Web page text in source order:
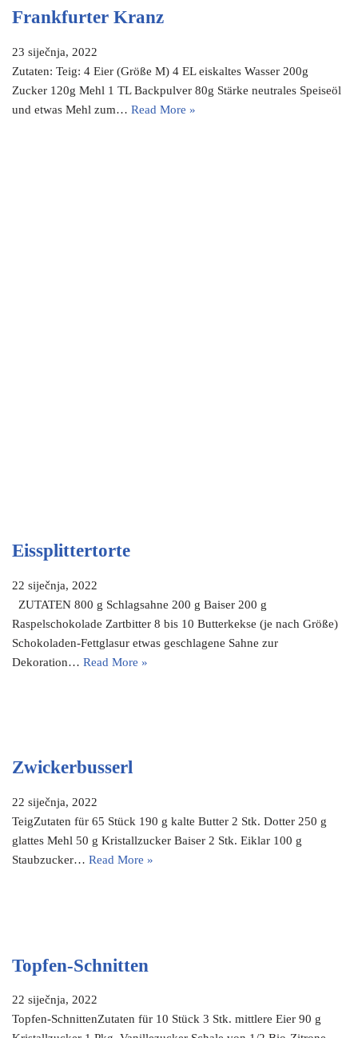
Frankfurter Kranz
23 siječnja, 2022
Zutaten: Teig: 4 Eier (Größe M) 4 EL eiskaltes Wasser 200g
Zucker 120g Mehl 1 TL Backpulver 80g Stärke neutrales Speiseöl
und etwas Mehl zum… Read More »
Eissplittertorte
22 siječnja, 2022
ZUTATEN 800 g Schlagsahne 200 g Baiser 200 g
Raspelschokolade Zartbitter 8 bis 10 Butterkekse (je nach Größe)
Schokoladen-Fettglasur etwas geschlagene Sahne zur
Dekoration… Read More »
Zwickerbusserl
22 siječnja, 2022
TeigZutaten für 65 Stück 190 g kalte Butter 2 Stk. Dotter 250 g
glattes Mehl 50 g Kristallzucker Baiser 2 Stk. Eiklar 100 g
Staubzucker… Read More »
Topfen-Schnitten
22 siječnja, 2022
Topfen-SchnittenZutaten für 10 Stück 3 Stk. mittlere Eier 90 g